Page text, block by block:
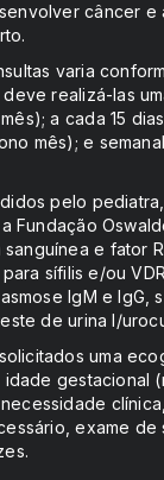
câncer e
varia
realizá-las
a cada 15
mês); e
pelo
Fundação
e fator
sífilis e/ou
IgM e IgG,
de urina I/
uma
gestacional
exame de